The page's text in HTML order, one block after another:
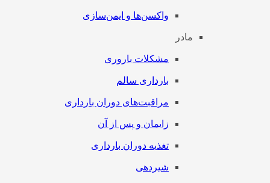
واکسن‌ها و ایمن‌سازی
مادر
مشکلات باروری
بارداری سالم
مراقبت‌های دوران بارداری
زایمان و پس از آن
تغذیه دوران بارداری
شیردهی